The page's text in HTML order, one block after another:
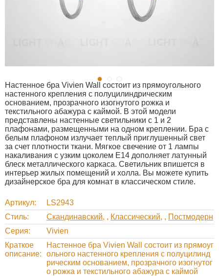
Настенное бра Vivien Wall состоит из прямоугольного
настенного крепления с полуцилиндрическим
основанием, прозрачного изогнутого рожка и
текстильного абажура с каймой. В этой модели
представлены настенные светильники с 1 и 2
плафонами, размещенными на одном креплении. Бра с
белым плафоном излучает теплый приглушенный свет
за счет плотности ткани. Мягкое свечение от 1 лампы
накаливания с узким цоколем E14 дополняет латунный
блеск металлического каркаса. Светильник впишется в
интерьер жилых помещений и холла. Вы можете купить
дизайнерское бра для комнат в классическом стиле.
Артикул
LS2943
Стиль
Скандинавский , Классический , Постмодерн
Серия
Vivien
Краткое
описание
Настенное бра Vivien Wall состоит из прямоуг
ольного настенного крепления с полуцилинд
рическим основанием, прозрачного изогнутог
о рожка и текстильного абажура с каймой